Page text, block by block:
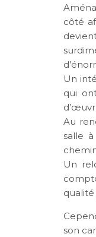
côté
Un
qui
Au
salle
Un
son